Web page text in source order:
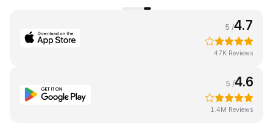
4.7
/ 5
47K Reviews
4.6
/ 5
1.4M Reviews